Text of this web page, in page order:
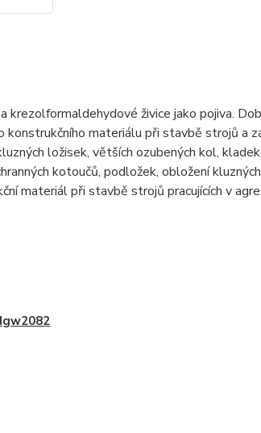
krezolformaldehydové živice jako pojiva.
materiálu při stavbě strojů a
ložisek, větších ozubených kol,
kotoučů, podložek, obložení
materiál při stavbě strojů pracujících v